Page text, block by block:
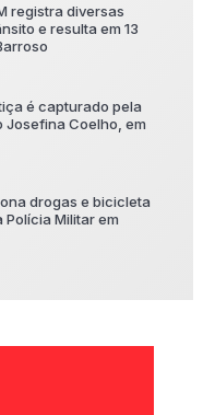
registra diversas
e resulta em 13
é capturado pela
Josefina Coelho, em
drogas e bicicleta
Militar em